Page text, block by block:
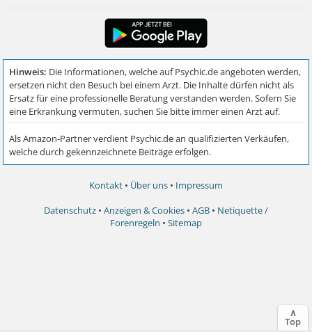
Kontakt • Über uns • Impressum
Datenschutz • Anzeigen & Cookies • AGB • Netiquette /
Forenregeln • Sitemap
∧
Top